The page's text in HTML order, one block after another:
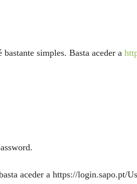
simples. Basta aceder a
aceder a https://login.sapo.pt/